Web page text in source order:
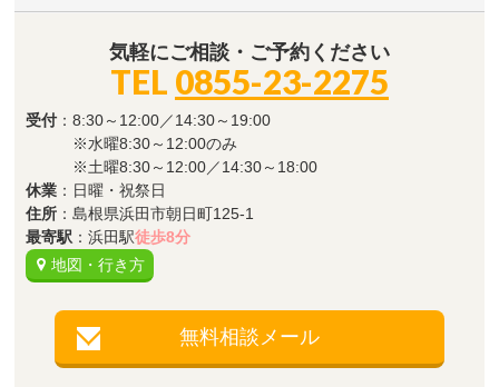
気軽にご相談・ご予約ください
TEL 0855-23-2275
受付 ：8:30～12:00／14:30～19:00
※水曜8:30～12:00のみ
※土曜8:30～12:00／14:30～18:00
休業 ：日曜・祝祭日
住所 ：島根県浜田市朝日町125-1
最寄駅 ：浜田駅徒歩8分
地図・行き方
無料相談メール